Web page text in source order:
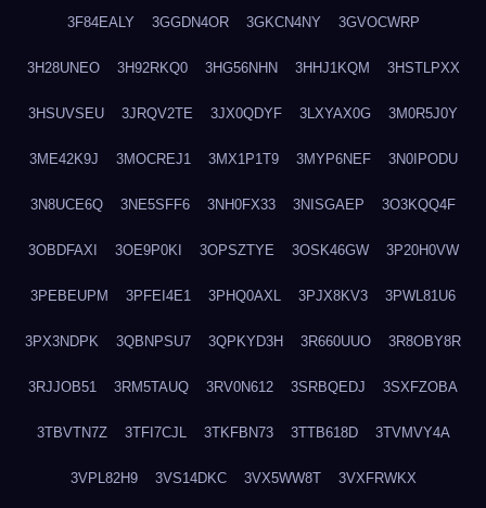
3F84EALY 3GGDN4OR 3GKCN4NY 3GVOCWRP
3H28UNEO 3H92RKQ0 3HG56NHN 3HHJ1KQM 3HSTLPXX
3HSUVSEU 3JRQV2TE 3JX0QDYF 3LXYAX0G 3M0R5J0Y
3ME42K9J 3MOCREJ1 3MX1P1T9 3MYP6NEF 3N0IPODU
3N8UCE6Q 3NE5SFF6 3NH0FX33 3NISGAEP 3O3KQQ4F
3OBDFAXI 3OE9P0KI 3OPSZTYE 3OSK46GW 3P20H0VW
3PEBEUPM 3PFEI4E1 3PHQ0AXL 3PJX8KV3 3PWL81U6
3PX3NDPK 3QBNPSU7 3QPKYD3H 3R660UUO 3R8OBY8R
3RJJOB51 3RM5TAUQ 3RV0N612 3SRBQEDJ 3SXFZOBA
3TBVTN7Z 3TFI7CJL 3TKFBN73 3TTB618D 3TVMVY4A
3VPL82H9 3VS14DKC 3VX5WW8T 3VXFRWKX